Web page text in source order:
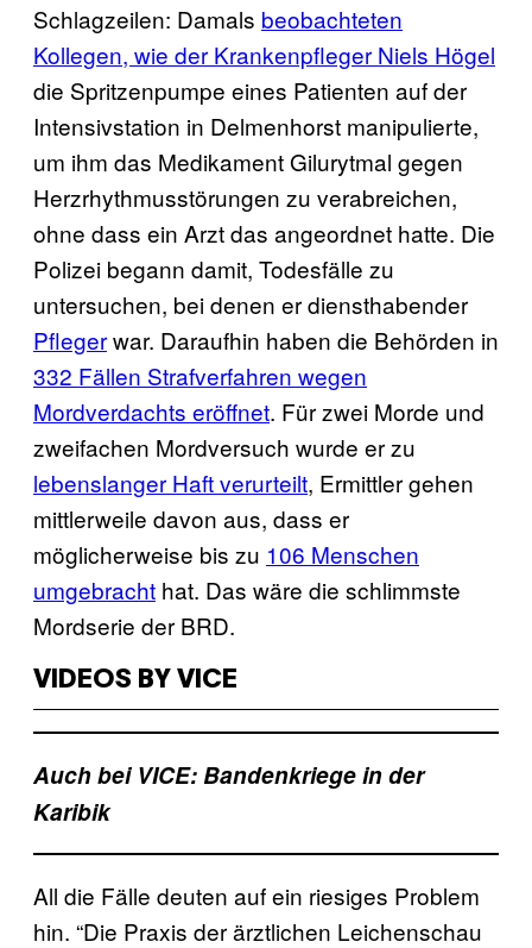
Schlagzeilen: Damals beobachteten
Kollegen, wie der Krankenpfleger Niels Högel
die Spritzenpumpe eines Patienten auf der
Intensivstation in Delmenhorst manipulierte,
um ihm das Medikament Gilurytmal gegen
Herzrhythmusstörungen zu verabreichen,
ohne dass ein Arzt das angeordnet hatte. Die
Polizei begann damit, Todesfälle zu
untersuchen, bei denen er diensthabender
Pflegerwar. Daraufhin haben die Behörden in
332 Fällen Strafverfahren wegen
Mordverdachts eröffnet. Für zwei Morde und
zweifachen Mordversuch wurde er zu
lebenslanger Haft verurteilt, Ermittler gehen
mittlerweile davon aus, dass er
möglicherweise bis zu 106 Menschen
umgebracht hat. Das wäre die schlimmste
Mordserie der BRD.
VIDEOS BY VICE
Auch bei VICE: Bandenkriege in der
Karibik
All die Fälle deuten auf ein riesiges Problem
hin. “Die Praxis der ärztlichen Leichenschau